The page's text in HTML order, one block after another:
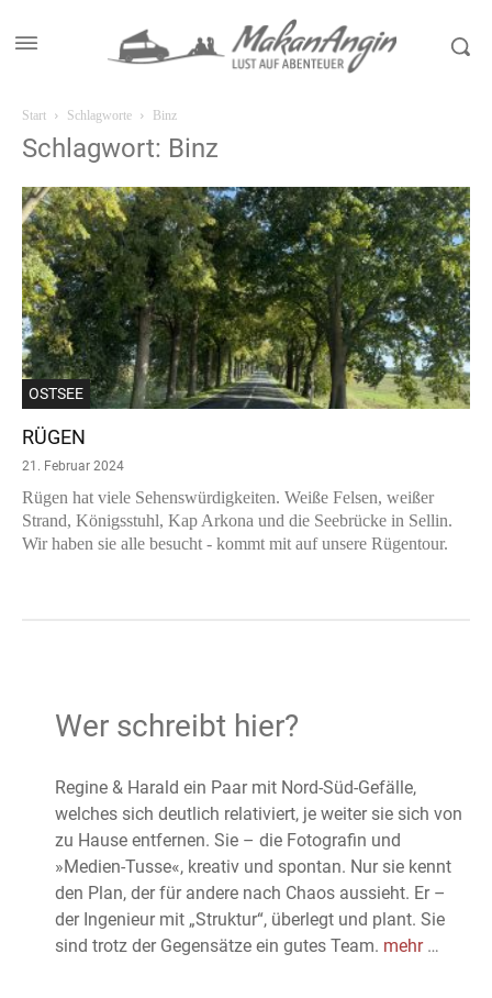
Start Schlagworte Binz
Schlagwort: Binz
OSTSEE
RÜGEN
21. Februar 2024
Rügen hat viele Sehenswürdigkeiten. Weiße Felsen, weißer
Strand, Königsstuhl, Kap Arkona und die Seebrücke in Sellin.
Wir haben sie alle besucht - kommt mit auf unsere Rügentour.
Wer schreibt hier?
Regine & Harald ein Paar mit Nord-Süd-Gefälle,
welches sich deutlich relativiert, je weiter sie sich von
zu Hause entfernen. Sie – die Fotografin und
»Medien-Tusse«, kreativ und spontan. Nur sie kennt
den Plan, der für andere nach Chaos aussieht. Er –
der Ingenieur mit „Struktur“, überlegt und plant. Sie
sind trotz der Gegensätze ein gutes Team. mehr …